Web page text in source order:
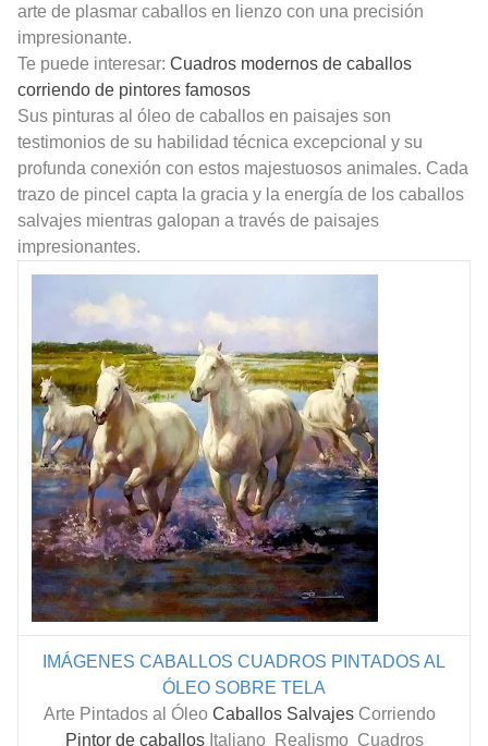
arte de plasmar caballos en lienzo con una precisión
impresionante.
Te puede interesar: Cuadros modernos de caballos
corriendo de pintores famosos
Sus pinturas al óleo de caballos en paisajes son
testimonios de su habilidad técnica excepcional y su
profunda conexión con estos majestuosos animales. Cada
trazo de pincel capta la gracia y la energía de los caballos
salvajes mientras galopan a través de paisajes
impresionantes.
IMÁGENES CABALLOS CUADROS PINTADOS AL
ÓLEO SOBRE TELA
Arte Pintados al Óleo Caballos Salvajes Corriendo
Pintor de caballosItaliano Realismo Cuadros